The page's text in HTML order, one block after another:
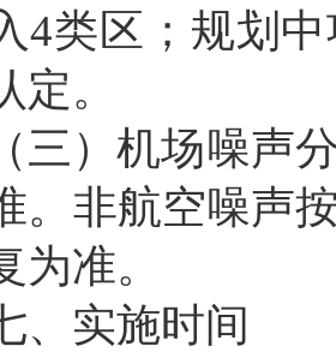
4类区；规划
定。
）机场噪声分
。 非航空噪声
为准。
、实施时间